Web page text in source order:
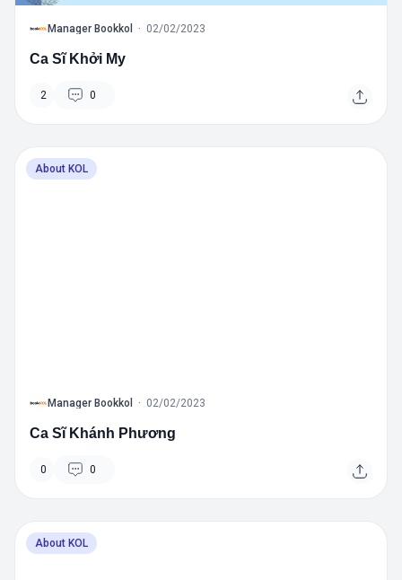
B Manager Bookkol · 02/02/2023
Ca Sĩ Khởi My
2 0
About KOL
B Manager Bookkol · 02/02/2023
Ca Sĩ Khánh Phương
0 0
About KOL